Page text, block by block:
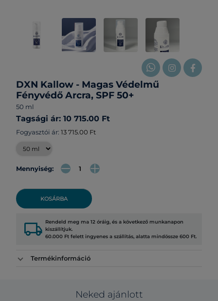
DXN Kallow - Magas Védelmű
Fényvédő Arcra, SPF 50+
50 ml
Tagsági ár: 10 715.00 Ft
Fogyasztói ár: 13 715.00 Ft
Mennyiség:
KOSÁRBA
local_shipping Rendeld meg ma 12 óráig, és a következő munkanapon
kiszállítjuk.
60.000 Ft felett ingyenes a szállítás, alatta mindössze 600 Ft.
Termékinformáció
Neked ajánlott